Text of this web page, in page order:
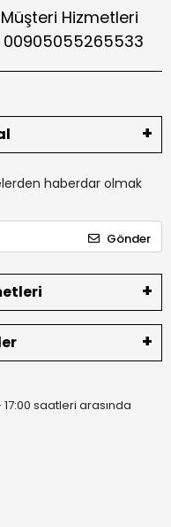
Müşteri Hizmetleri
00905055265533
haberdar olmak
Gönder
saatleri arasında